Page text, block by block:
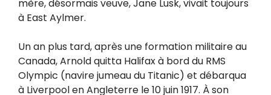
mère, désormais veuve, Jane Lusk, vivait toujours
à East Aylmer.
Un an plus tard, après une formation militaire au
Canada, Arnold quitta Halifax à bord du RMS
Olympic (navire jumeau du Titanic) et débarqua
à Liverpool en Angleterre le 10 juin 1917. À son